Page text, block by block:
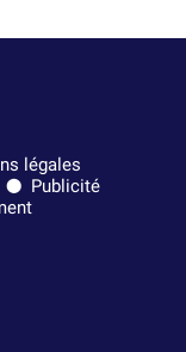
légales
Publicité